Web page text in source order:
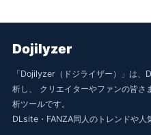
Dojilyzer
「Dojilyzer（ドジライザー）」は
析し、 クリエイターやファンの皆さ
析ツールです。
DLsite・FANZA同人のトレンドや人